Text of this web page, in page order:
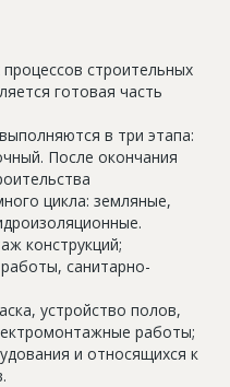
строительных
готовая часть
в три этапа:
После окончания
цикла: земляные,
конструкций;
санитарно-
устройство полов,
работы;
и относящихся к